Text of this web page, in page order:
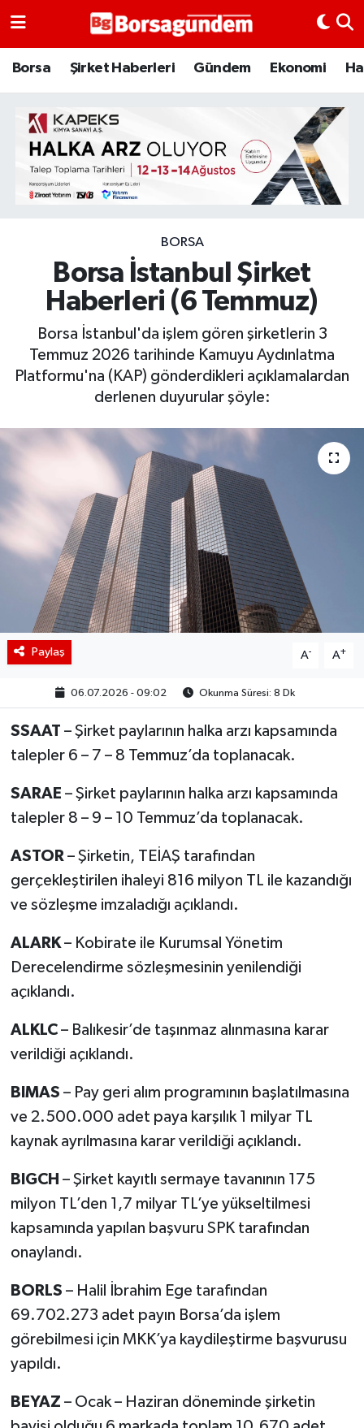
Borsa Şirket Haberleri Gündem Ekonomi
BORSA
Borsa İstanbul Şirket
Haberleri (6 Temmuz)
Borsa İstanbul'da işlem gören şirketlerin 3
Temmuz 2026 tarihinde Kamuyu Aydınlatma
Platformu'na (KAP) gönderdikleri açıklamalardan
derlenen duyurular şöyle:
Paylaş A- A+
06.07.2026 - 09:02 Okunma Süresi: 8 Dk
SSAAT – Şirket paylarının halka arzı kapsamında
talepler 6 – 7 – 8 Temmuz’da toplanacak.
SARAE – Şirket paylarının halka arzı kapsamında
talepler 8 – 9 – 10 Temmuz’da toplanacak.
ASTOR – Şirketin, TEİAŞ tarafından
gerçekleştirilen ihaleyi 816 milyon TL ile kazandığı
ve sözleşme imzaladığı açıklandı.
ALARK – Kobirate ile Kurumsal Yönetim
Derecelendirme sözleşmesinin yenilendiği
açıklandı.
ALKLC – Balıkesir’de taşınmaz alınmasına karar
verildiği açıklandı.
BIMAS – Pay geri alım programının başlatılmasına
ve 2.500.000 adet paya karşılık 1 milyar TL
kaynak ayrılmasına karar verildiği açıklandı.
BIGCH – Şirket kayıtlı sermaye tavanının 175
milyon TL’den 1,7 milyar TL’ye yükseltilmesi
kapsamında yapılan başvuru SPK tarafından
onaylandı.
BORLS – Halil İbrahim Ege tarafından
69.702.273 adet payın Borsa’da işlem
görebilmesi için MKK’ya kaydileştirme başvurusu
yapıldı.
BEYAZ – Ocak – Haziran döneminde şirketin
Borsa
Emtia
Galeri
Bitcoin
Şirket Haberleri
Borsa Gundem
BIST 100 Isı Haritası
Coin Isı Haritası
Ekonomik Takvim
Kiripto Para Piyasası
Gizlilik Sözleşmesi
Hakkımızda
İletişim